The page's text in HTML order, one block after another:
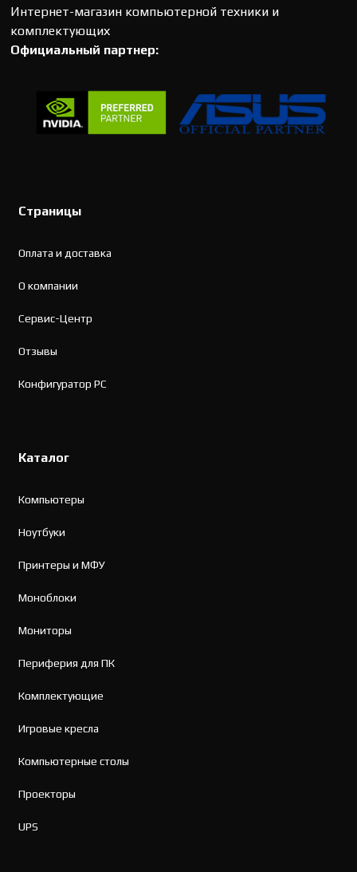
Интернет-магазин компьютерной техники и
комплектующих
Официальный партнер:
Страницы
Оплата и доставка
О компании
Сервис-Центр
Отзывы
Конфигуратор PC
Каталог
Компьютеры
Ноутбуки
Принтеры и МФУ
Моноблоки
Мониторы
Периферия для ПК
Комплектующие
Игровые кресла
Компьютерные столы
Проекторы
UPS